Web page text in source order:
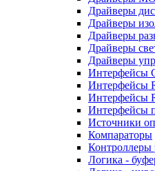
Драйверы
Драйверы
Драйверы
Драйверы
Драйверы
Интерфейсы
Интерфейсы
Интерфейсы
Интерфейсы
Источники
Компараторы
Контроллеры
Логика -